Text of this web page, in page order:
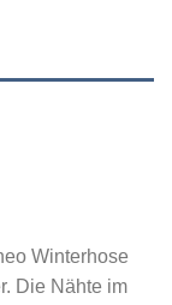
Winterhose
Die Nähte im